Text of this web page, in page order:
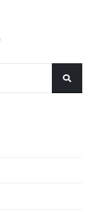
@chinois